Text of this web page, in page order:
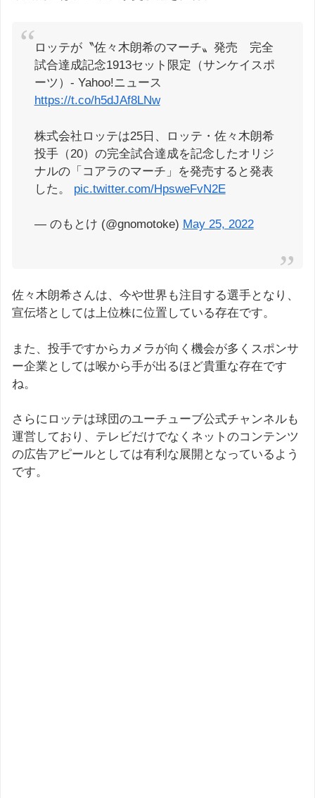
ロッテが〝佐々木朗希のマーチ〟発売 完全
試合達成記念1913セット限定（サンケイスポ
ーツ）- Yahoo!ニュース
https://t.co/h5dJAf8LNw
株式会社ロッテは25日、ロッテ・佐々木朗希
投手（20）の完全試合達成を記念したオリジ
ナルの「コアラのマーチ」を発売すると発表
した。 pic.twitter.com/HpsweFvN2E
— のもとけ (@gnomotoke) May 25, 2022
佐々木朗希さんは、今や世界も注目する選手となり、
宣伝塔としては上位株に位置している存在です。
また、投手ですからカメラが向く機会が多くスポンサ
ー企業としては喉から手が出るほど貴重な存在です
ね。
さらにロッテは球団のユーチューブ公式チャンネルも
運営しており、テレビだけでなくネットのコンテンツ
の広告アピールとしては有利な展開となっているよう
です。